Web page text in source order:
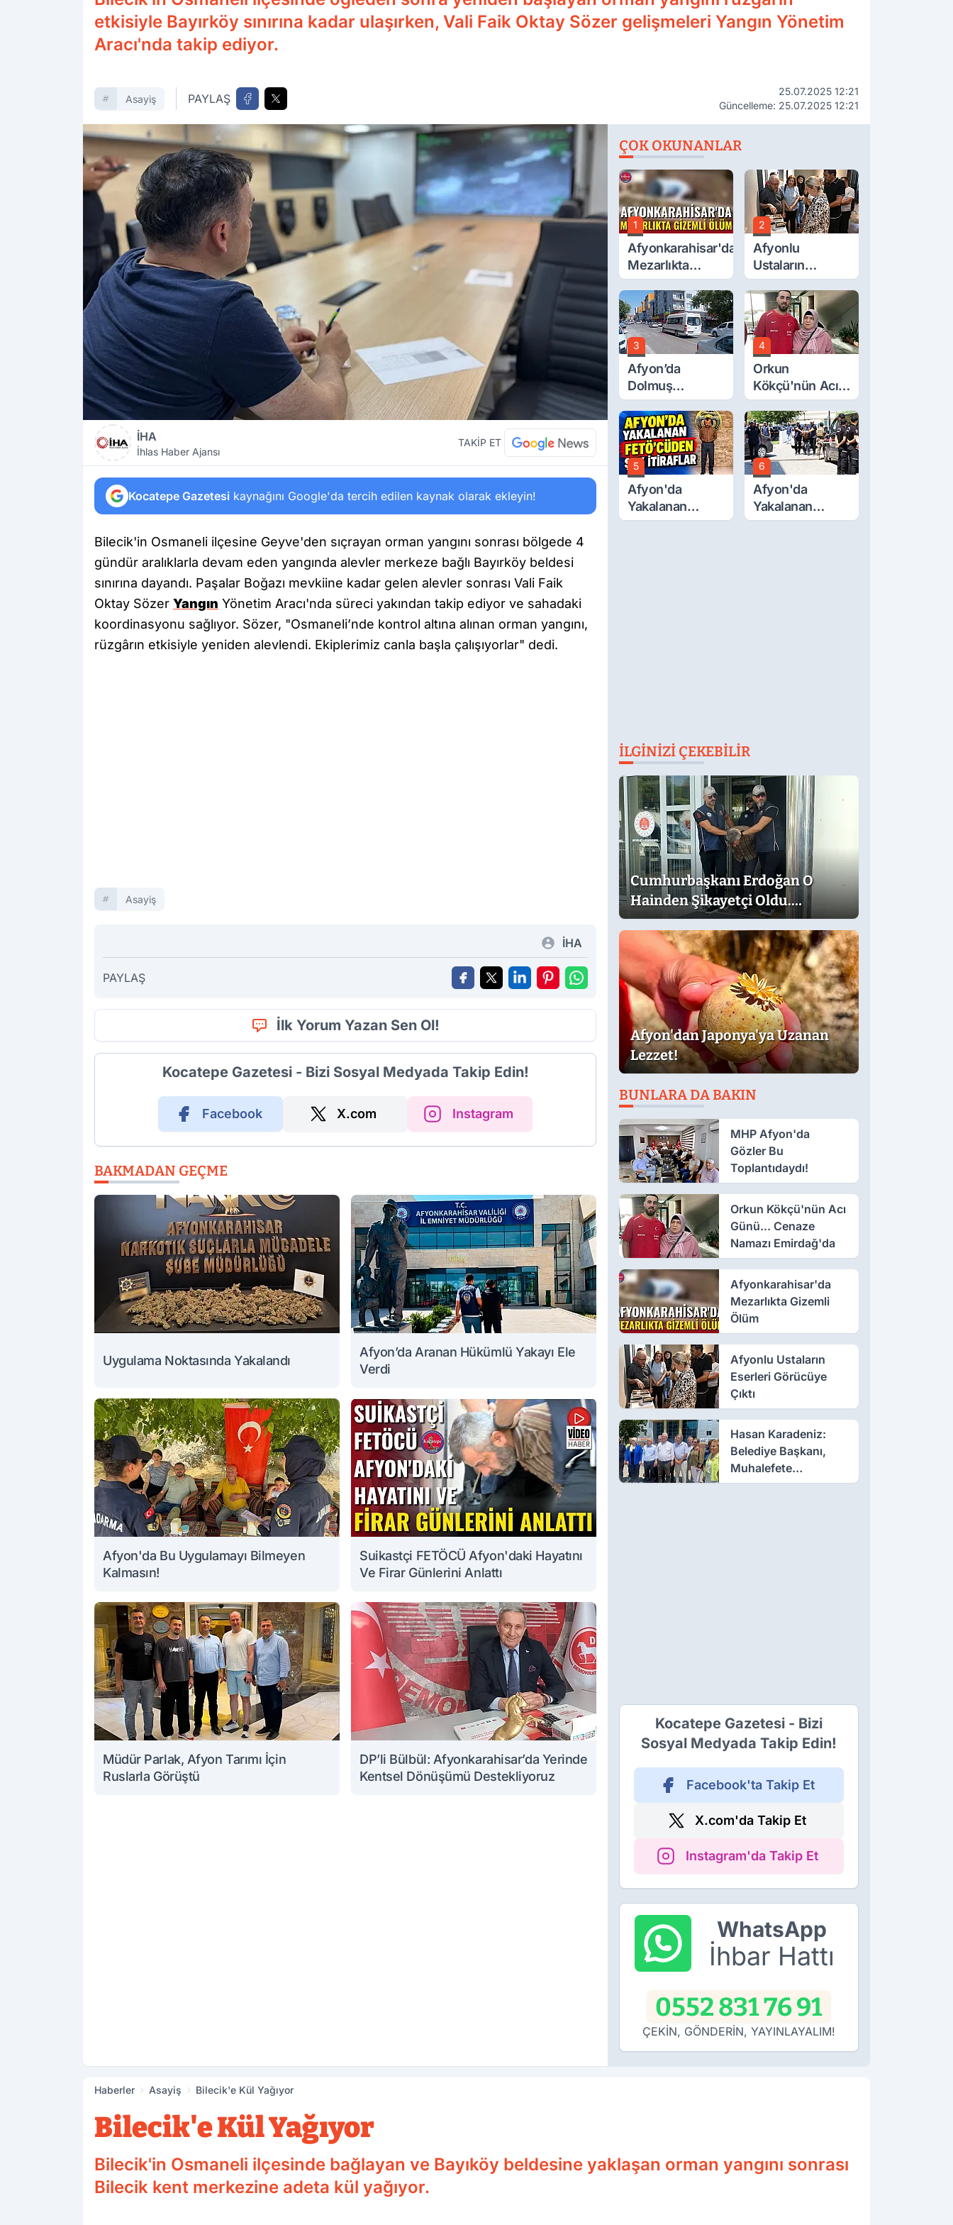
etkisiyle Bayırköy sınırına kadar ulaşırken, Vali Faik Oktay Sözer gelişmeleri Yangın Yönetim
Aracı'nda takip ediyor.
Asayiş PAYLAŞ
25.07.2025 12:21
Güncelleme: 25.07.2025 12:21
İHA
İhlas Haber Ajansı
TAKİP ET
Kocatepe Gazetesi kaynağını Google'da tercih edilen kaynak olarak ekleyin!
Bilecik'in Osmaneli ilçesine Geyve'den sıçrayan orman yangını sonrası bölgede 4
gündür aralıklarla devam eden yangında alevler merkeze bağlı Bayırköy beldesi
sınırına dayandı. Paşalar Boğazı mevkiine kadar gelen alevler sonrası Vali Faik
Oktay Sözer Yangın Yönetim Aracı'nda süreci yakından takip ediyor ve sahadaki
koordinasyonu sağlıyor. Sözer, "Osmaneli’nde kontrol altına alınan orman yangını,
rüzgârın etkisiyle yeniden alevlendi. Ekiplerimiz canla başla çalışıyorlar" dedi.
Asayiş
İHA
PAYLAŞ
İlk Yorum Yazan Sen Ol!
Kocatepe Gazetesi - Bizi Sosyal Medyada Takip Edin!
Facebook X.com Instagram
BAKMADAN GEÇME
Uygulama Noktasında Yakalandı
Afyon’da Aranan Hükümlü Yakayı Ele
Verdi
Afyon'da Bu Uygulamayı Bilmeyen
Kalmasın!
Suikastçi FETÖCÜ Afyon'daki Hayatını
Ve Firar Günlerini Anlattı
Müdür Parlak, Afyon Tarımı İçin
Ruslarla Görüştü
DP’li Bülbül: Afyonkarahisar’da Yerinde
Kentsel Dönüşümü Destekliyoruz
ÇOK OKUNANLAR
1
Afyonkarahisar'da
Mezarlıkta
Gizemli Ölüm
2
Afyonlu
Ustaların
Eserleri
Görücüye Çıktı
3
Afyon’da
Dolmuş
Ücretlerine
Yüzde 40 Zam
Talebi
4
Orkun
Kökçü'nün Acı
Günü... Cenaze
Namazı
Emirdağ'da
5
Afyon'da
Yakalanan
FETÖ'Cüden
6
Afyon'da
Yakalanan
FETÖ'cü
İLGINIZI ÇEKEBILIR
Cumhurbaşkanı Erdoğan O
Hainden Şikayetçi Oldu.
Dilekçede Dikkat Çeken İfadeler
Afyon'dan Japonya'ya Uzanan
Lezzet!
BUNLARA DA BAKIN
MHP Afyon'da
Gözler Bu
Toplantıdaydı!
Orkun Kökçü'nün Acı
Günü... Cenaze
Namazı Emirdağ'da
Afyonkarahisar'da
Mezarlıkta Gizemli
Ölüm
Afyonlu Ustaların
Eserleri Görücüye
Çıktı
Hasan Karadeniz:
Belediye Başkanı,
Muhalefete
Tahammül Edemiyor
Kocatepe Gazetesi - Bizi
Sosyal Medyada Takip Edin!
Facebook'ta Takip Et
X.com'da Takip Et
Instagram'da Takip Et
WhatsApp
İhbar Hattı
0552 831 76 91
ÇEKİN, GÖNDERİN, YAYINLAYALIM!
Haberler Asayiş Bilecik'e Kül Yağıyor
Bilecik'e Kül Yağıyor
Bilecik'in Osmaneli ilçesinde bağlayan ve Bayıköy beldesine yaklaşan orman yangını sonrası
Bilecik kent merkezine adeta kül yağıyor.